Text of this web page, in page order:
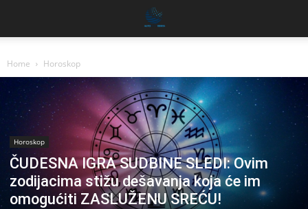
Home Horoskop
Horoskop
ČUDESNA IGRA SUDBINE SLEDI: Ovim
zodijacima stižu dešavanja koja će im
omogućiti ZASLUŽENU SREĆU!